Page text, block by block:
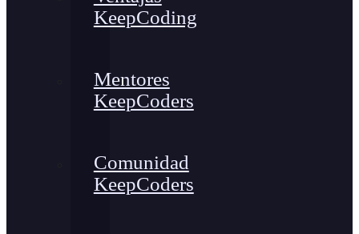
KeepCoding
Mentores
KeepCoders
Comunidad
KeepCoders